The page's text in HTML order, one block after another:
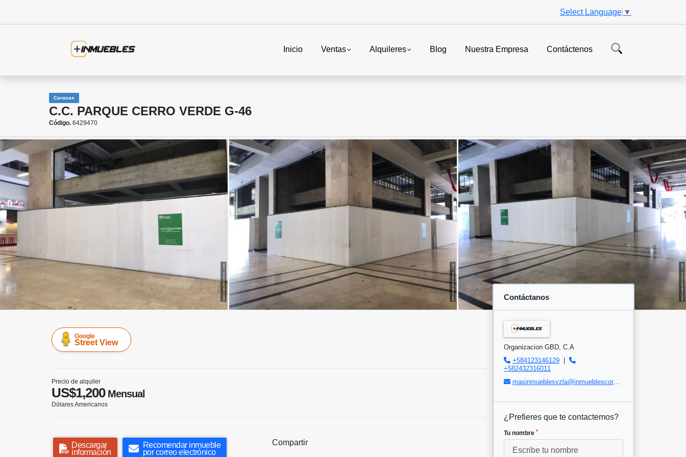
Select Language ▼
Inicio Ventas Alquileres Blog Nuestra Empresa Contáctenos
Caracas
C.C. PARQUE CERRO VERDE G-46
Código. 6429470
Google
Street View
Precio de alquiler
US$1,200Mensual
Dólares Americanos
Descargar
información
Recomendar inmueble
por correo electrónico
Compartir
Contáctanos
Organizacion GBD, C.A
+584123146129
+582432316011
masinmueblesvzla@inmueblescorp.com
¿Prefieres que te contactemos?
Tu nombre *